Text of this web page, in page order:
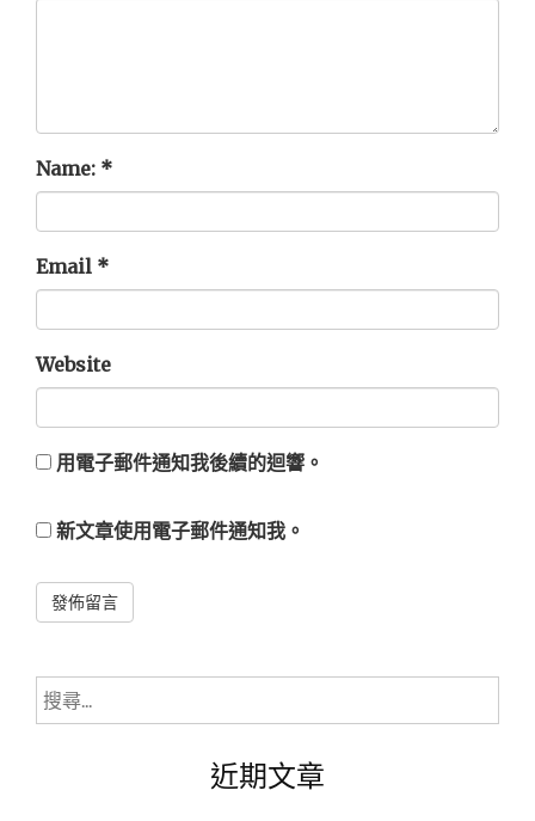
Name: *
Email *
Website
用電子郵件通知我後續的迴響。
新文章使用電子郵件通知我。
搜
尋
近期文章